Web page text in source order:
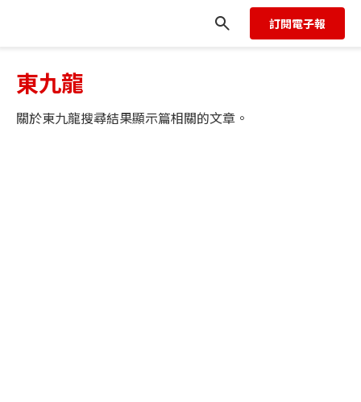
訂閱電子報
東九龍
關於東九龍搜尋結果顯示篇相關的文章。